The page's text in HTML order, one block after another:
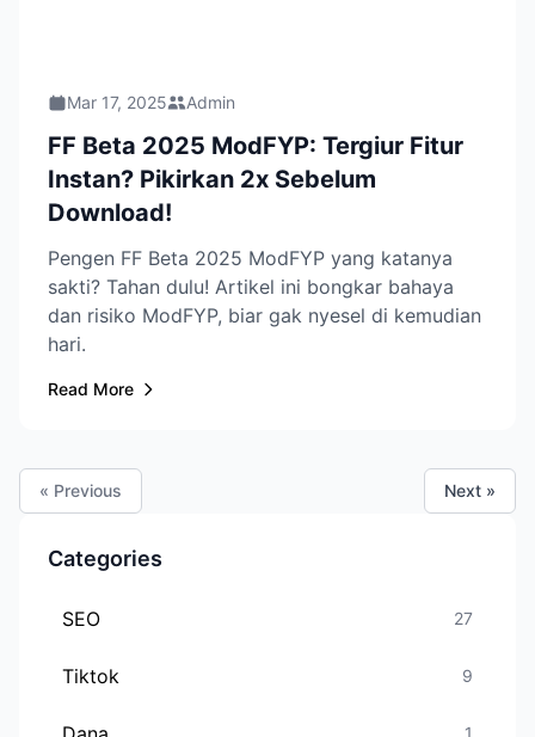
Mar 17, 2025 Admin
FF Beta 2025 ModFYP: Tergiur Fitur
Instan? Pikirkan 2x Sebelum
Download!
Pengen FF Beta 2025 ModFYP yang katanya
sakti? Tahan dulu! Artikel ini bongkar bahaya
dan risiko ModFYP, biar gak nyesel di kemudian
hari.
Read More
« Previous Next »
Categories
SEO 27
Tiktok 9
1